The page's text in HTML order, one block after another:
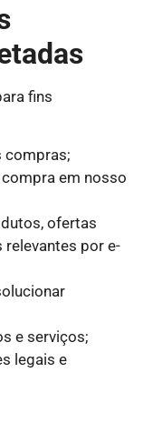
fins
compras;
em nosso
ofertas
por e-
e serviços;
legais e